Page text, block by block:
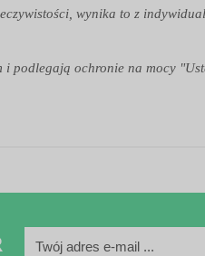
wynika to z
i podlegają ochronie na mocy